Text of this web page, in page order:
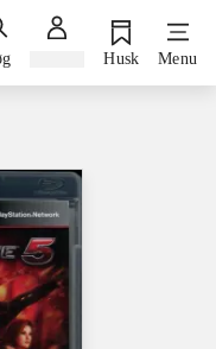
Husk Menu